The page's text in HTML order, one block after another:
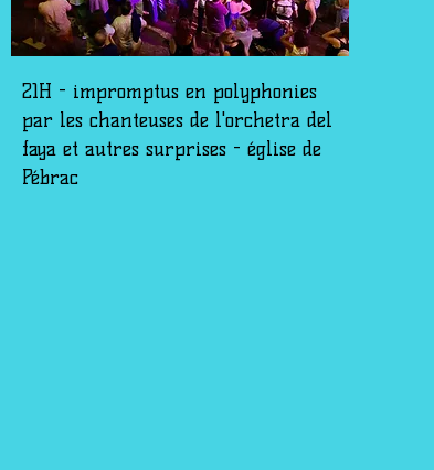
21H - impromptus en polyphonies
par les chanteuses de l'orchetra del
faya et autres surprises - église de
Pébrac